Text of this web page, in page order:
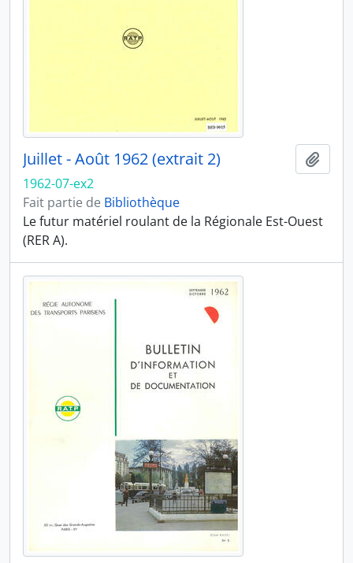
Juillet - Août 1962 (extrait 2)
1962-07-ex2
Fait partie de Bibliothèque
Le futur matériel roulant de la Régionale Est-Ouest
(RER A).